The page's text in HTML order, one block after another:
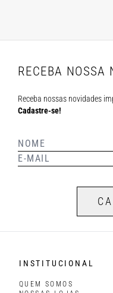
RECEBA NOSSA
Receba nossas novidades
Cadastre-se!
INSTITUCIONAL
QUEM SOMOS